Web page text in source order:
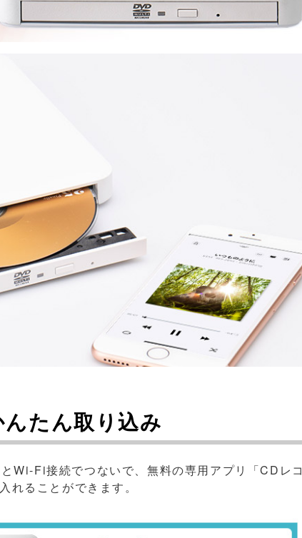
たん取り込み
Wi-Fi接続でつないで、無料の専用アプリ「CDレコ
れることができます。